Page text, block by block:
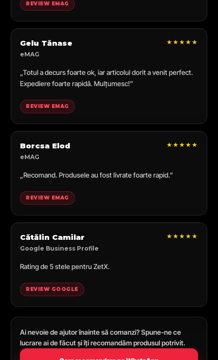
REVIEW EMAG
Gelu Tănase
eMAG
★★★★★
„Totul a decurs foarte ok, iar articolul dorit a venit perfect.
Expediere foarte rapidă. Mulțumesc!”
REVIEW EMAG
Borcsa Elod
eMAG
★★★★★
„Recomand. Produsele au fost livrate foarte rapid.”
REVIEW EMAG
Cătălin Camilar
Google Business Profile
★★★★★
Rating de 5 stele pentru ZetX.
REVIEW GOOGLE
Ai nevoie de ajutor înainte să comanzi? Spune-ne ce
lucrare ai de făcut și îți recomandăm produsul potrivit.